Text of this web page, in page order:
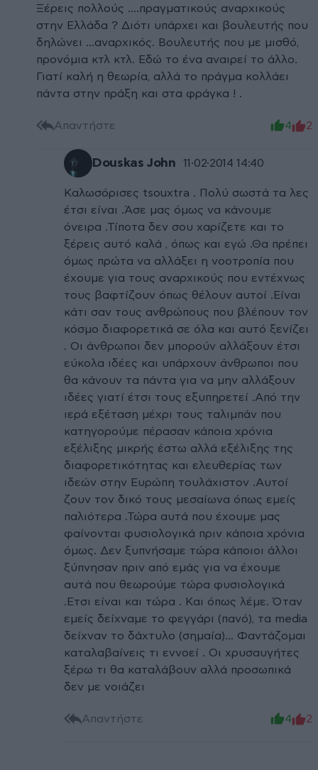
Ξέρεις πολλούς ....πραγματικούς αναρχικούς
στην Ελλάδα ? Διότι υπάρχει και βουλευτής που
δηλώνει ...αναρχικός. Βουλευτής που με μισθό,
προνόμια κτλ κτλ. Εδώ το ένα αναιρεί το άλλο.
Γιατί καλή η θεωρία, αλλά το πράγμα κολλάει
πάντα στην πράξη και στα φράγκα ! .
Απαντήστε 4 2
Douskas John 11·02·2014 14:40
Καλωσόρισες tsouxtra . Πολύ σωστά τα λες
έτσι είναι .Άσε μας όμως να κάνουμε
όνειρα .Τίποτα δεν σου χαρίζετε και το
ξέρεις αυτό καλά , όπως και εγώ .Θα πρέπει
όμως πρώτα να αλλάξει η νοοτροπία που
έχουμε για τους αναρχικούς που εντέχνως
τους βαφτίζουν όπως θέλουν αυτοί .Είναι
κάτι σαν τους ανθρώπους που βλέπουν τον
κόσμο διαφορετικά σε όλα και αυτό ξενίζει
. Οι άνθρωποι δεν μπορούν αλλάξουν έτσι
εύκολα ιδέες και υπάρχουν άνθρωποι που
θα κάνουν τα πάντα για να μην αλλάξουν
ιδέες γιατί έτσι τους εξυπηρετεί .Από την
ιερά εξέταση μέχρι τους ταλιμπάν που
κατηγορούμε πέρασαν κάποια χρόνια
εξέλιξης μικρής έστω αλλά εξέλιξης της
διαφορετικότητας και ελευθερίας των
ιδεών στην Ευρώπη τουλάχιστον .Αυτοί
ζουν τον δικό τους μεσαίωνα όπως εμείς
παλιότερα .Τώρα αυτά που έχουμε μας
φαίνονται φυσιολογικά πριν κάποια χρόνια
όμως. Δεν ξυπνήσαμε τώρα κάποιοι άλλοι
ξύπνησαν πριν από εμάς για να έχουμε
αυτά που θεωρούμε τώρα φυσιολογικά
.Ετσι είναι και τώρα . Και όπως λέμε. Όταν
εμείς δείχναμε το φεγγάρι (πανό), τα media
δείχναν το δάχτυλο (σημαία)... Φαντάζομαι
καταλαβαίνεις τι εννοεί . Οι χρυσαυγήτες
ξέρω τι θα καταλάβουν αλλά προσωπικά
δεν με νοιάζει
Απαντήστε 4 2